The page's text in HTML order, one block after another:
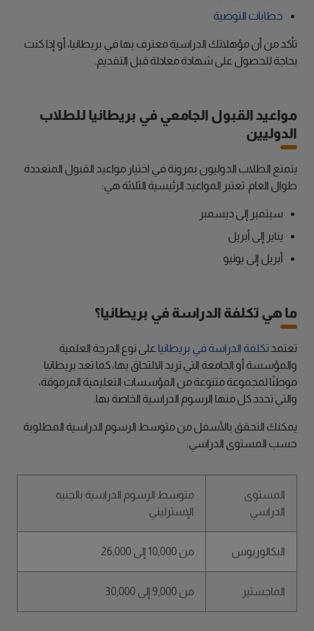
خطابات التوصية
تأكد من أن مؤهلاتك الدراسية معترف بها في بريطانيا، أو إذا كنت
بحاجة للحصول على شهادة معادلة قبل التقديم.
مواعيد القبول الجامعي في بريطانيا للطلاب
الدوليين
يتمتع الطلاب الدوليون بمرونة في اختيار مواعيد القبول المتعددة
طوال العام. تعتبر المواعيد الرئيسية الثلاثة هي:
سبتمبر إلى ديسمبر
يناير إلى أبريل
أبريل إلى يونيو
ما هي تكلفة الدراسة في بريطانيا؟
تعتمد تكلفة الدراسة في بريطانيا على نوع الدرجة العلمية
والمؤسسة أو الجامعة التي تريد الالتحاق بها، كما تعد بريطانيا
موطنًا لمجموعة متنوعة من المؤسسات التعليمية المرموقة،
والتي تحدد كل منها الرسوم الدراسية الخاصة بها.
يمكنك التحقق بالأسفل من متوسط الرسوم الدراسية المطلوبة
حسب المستوى الدراسي:
المستوى
الدراسي
متوسط الرسوم الدراسية بالجنيه
الإسترليني
البكالوريوس من 10,000 إلى 26,000
الماجستير من 9,000 إلى 30,000